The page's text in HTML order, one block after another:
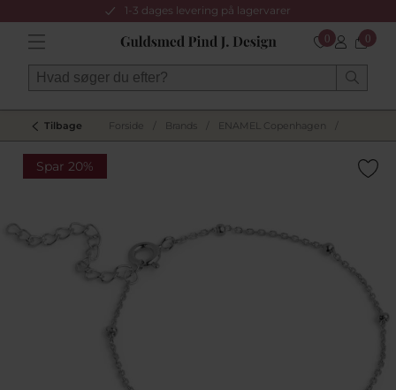
1-3 dages levering på lagervarer
0 0
Tilbage Forside Brands ENAMEL Copenhagen
Spar 20%